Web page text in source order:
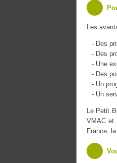
Les
- Des
- Des
- Une
- Des
- Un
- Un
Le Petit
VMAC et
France,